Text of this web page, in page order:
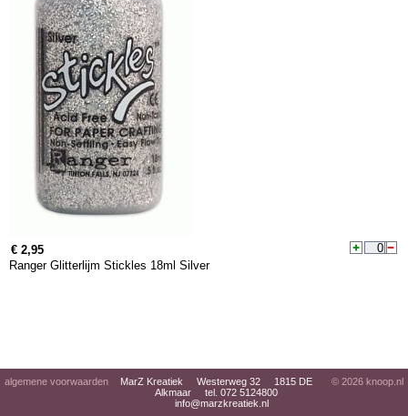
€ 2,95
Ranger Glitterlijm Stickles 18ml Silver
algemene voorwaarden
MarZ Kreatiek Westerweg 32 1815 DE
Alkmaar tel. 072 5124800
info@marzkreatiek.nl
© 2026 knoop.nl